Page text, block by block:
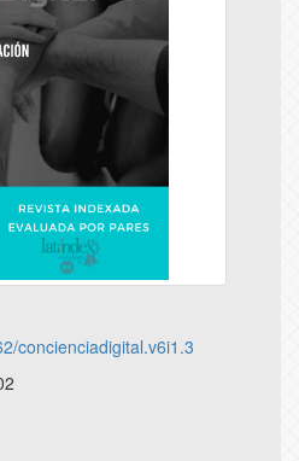
concienciadigital.v6i1.3